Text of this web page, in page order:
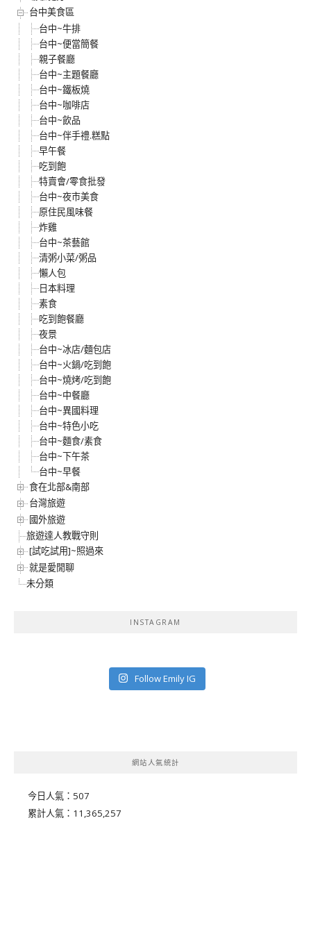
台中美食區
台中~牛排
台中~便當簡餐
親子餐廳
台中~主題餐廳
台中~鐵板燒
台中~咖啡店
台中~飲品
台中~伴手禮.糕點
早午餐
吃到飽
特賣會/零食批發
台中~夜市美食
原住民風味餐
炸雞
台中~茶藝館
清粥小菜/粥品
懶人包
日本料理
素食
吃到飽餐廳
夜景
台中~冰店/麵包店
台中~火鍋/吃到飽
台中~燒烤/吃到飽
台中~中餐廳
台中~異國料理
台中~特色小吃
台中~麵食/素食
台中~下午茶
台中~早餐
食在北部&南部
台灣旅遊
國外旅遊
旅遊達人教戰守則
[試吃試用]~照過來
就是愛閒聊
未分類
INSTAGRAM
Follow Emily IG
網站人氣統計
今日人氣： 507
累計人氣： 11,365,257